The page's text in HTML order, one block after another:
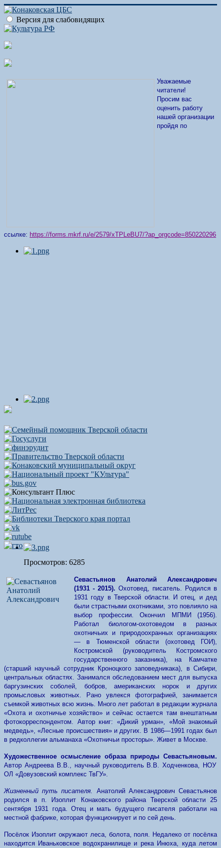
Версия для слабовидящих
Уважаемые
читатели!
Просим вас
оценить работу
нашей организации
пройдя по
ссылке: https://forms.mkrf.ru/e/2579/xTPLeBU7/?ap_orgcode=850220296
Просмотров: 6285
Севастьянов Анатолий Александрович
(1931 - 2015). Охотовед, писатель. Родился в
1931 году в Тверской области. И отец, и дед
были страстными охотниками, это повлияло на
выбор профессии. Окончил МПМИ (1956).
Работал биологом-охотоведом в разных
охотничьих и природоохранных организациях
— в Тюменской области (охотовед ГОИ),
Костромской (руководитель Костромского
государственного заказника), на Камчатке
(старший научный сотрудник Кроноцкого заповедникака), в Сибири,
центральных областях. Занимался обследованием мест для выпуска
баргузинских соболей, бобров, американских норок и других
промысловых животных. Рано увлекся фотографией, занимается
съемкой животных всю жизнь. Много лет работал в редакции журнала
«Охота и охотничье хозяйство» и сейчас остается там внештатным
фотокорреспондентом. Автор книг: «Дикий урман», «Мой знакомый
медведь», «Лесные происшествия» и других. В 1986—1991 годах был
в редколлегии альманаха «Охотничьи просторы». Живет в Москве.
Художественное осмысление образа природы Севастьяновым.
Автор Андреева В.В., научный руководитель В.В. Ходченкова, НОУ
ОЛ «Довузовский комплекс ТвГУ».
Жизненный путь писателя. Анатолий Александрович Севастьянов
родился в п. Изоплит Конаковского района Тверской области 25
сентября 1931 года. Отец и мать будущего писателя работали на
местной фабрике, которая функционирует и по сей день.
Посёлок Изоплит окружают леса, болота, поля. Недалеко от посёлка
находится Иваньковское водохранилище и река Инюха, куда летом